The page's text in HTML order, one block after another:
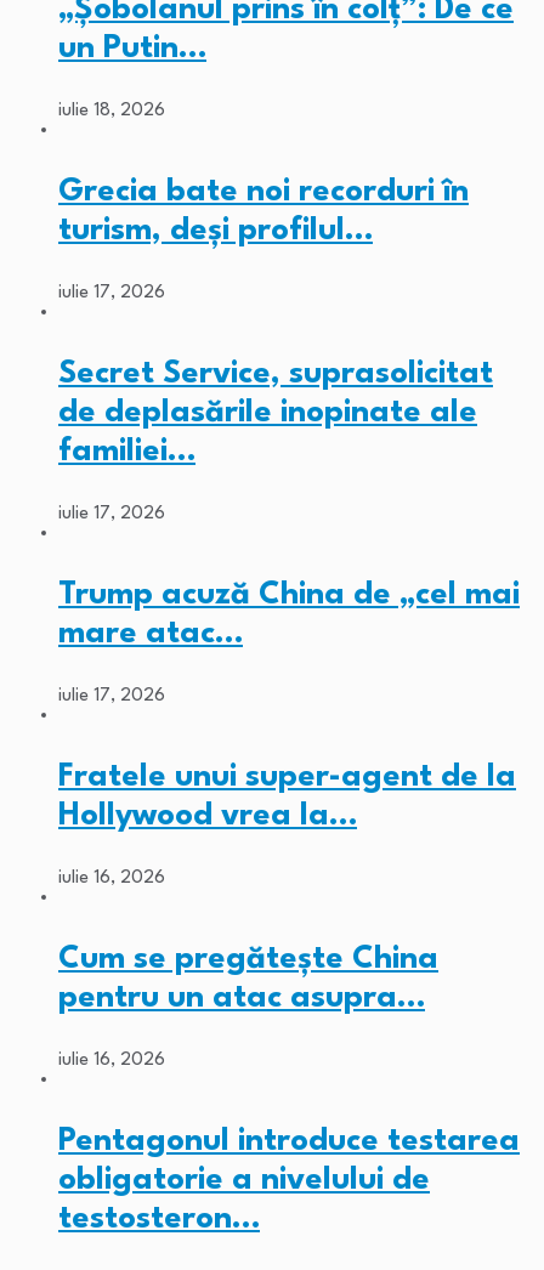
„Șobolanul prins în colț”: De ce
un Putin…
iulie 18, 2026
Grecia bate noi recorduri în
turism, deși profilul…
iulie 17, 2026
Secret Service, suprasolicitat
de deplasările inopinate ale
familiei…
iulie 17, 2026
Trump acuză China de „cel mai
mare atac…
iulie 17, 2026
Fratele unui super-agent de la
Hollywood vrea la…
iulie 16, 2026
Cum se pregătește China
pentru un atac asupra…
iulie 16, 2026
Pentagonul introduce testarea
obligatorie a nivelului de
testosteron…